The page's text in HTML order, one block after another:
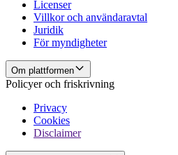
Licenser
Villkor och användaravtal
Juridik
För myndigheter
Om plattformen
Policyer och friskrivning
Privacy
Cookies
Disclaimer